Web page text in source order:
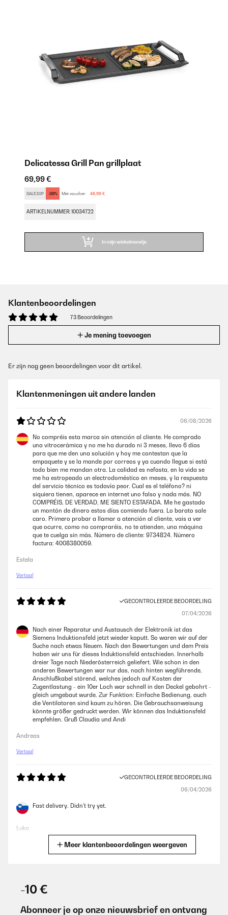
Delicatessa Grill Pan grillplaat
69,99 €
SALE30P -30% Met voucher: 48,99 €
ARTIKELNUMMER: 10034722
In mijn winkelmandje
Klantenbeoordelingen
73 Beoordelingen
Je mening toevoegen
Er zijn nog geen beoordelingen voor dit artikel.
Klantenmeningen uit andere landen
06/08/2026
No compréis esta marca sin atención al cliente. He comprado
una vitrocerámica y no me ha durado ni 3 meses, llevo 6 días
para que me den una solución y hoy me contestan que la
empaquete y se la mande por correos y ya cuando llegue si está
todo bien me mandan otra. La calidad es nefasta, en la vida se
me ha estropeado un electrodoméstico en meses, y la respuesta
del servicio técnico es todavía peor. Cual es el teléfono? ni
siquiera tienen, aparece en internet uno falso y nada más. NO
COMPRÉIS, DE VERDAD, ME SIENTO ESTAFADA. Me he gastado
un montón de dinero estos días comiendo fuera. Lo barato sale
caro. Primero probar a llamar a atención al cliente, vais a ver
que ocurre, como no compraréis, no te atienden, una máquina
que te cuelga sin más. Número de cliente: 9734824. Número
factura: 4008380059.
Estela
Vertaal
GECONTROLEERDE BEOORDELING
07/04/2026
Nach einer Reparatur und Austausch der Elektronik ist das
Siemens Induktionsfeld jetzt wieder kaputt. So waren wir auf der
Suche nach etwas Neuem. Nach den Bewertungen und dem Preis
haben wir uns für dieses Induktionsfeld entschieden. Innerhalb
dreier Tage nach Niederösterreich geliefert. Wie schon in den
anderen Bewertungen war nur das, nach hinten wegführende,
Anschlußkabel störend, welches jedoch auf Kosten der
Zugentlastung - ein 10er Loch war schnell in den Deckel gebohrt -
gleich umgebaut wurde. Zur Funktion: Einfache Bedienung, auch
die Ventilatoren sind kaum zu hören. Die Gebrauchsanweisung
könnte größer gedruckt werden. Wir können das Induktionsfeld
empfehlen. Gruß Claudia und Andi
Andreas
Vertaal
GECONTROLEERDE BEOORDELING
06/04/2026
Fast delivery. Didn't try yet.
Luka
gekauft, nachdem uns unser vorheriges Modell von Blaupunkt
Meer klantenbeoordelingen weergeven
-10 €
Abonneer je op onze nieuwsbrief en ontvang